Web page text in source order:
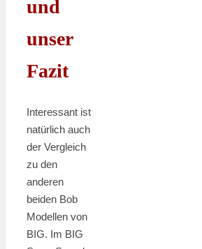
und
unser
Fazit
Interessant ist
natürlich auch
der Vergleich
zu den
anderen
beiden Bob
Modellen von
BIG. Im BIG